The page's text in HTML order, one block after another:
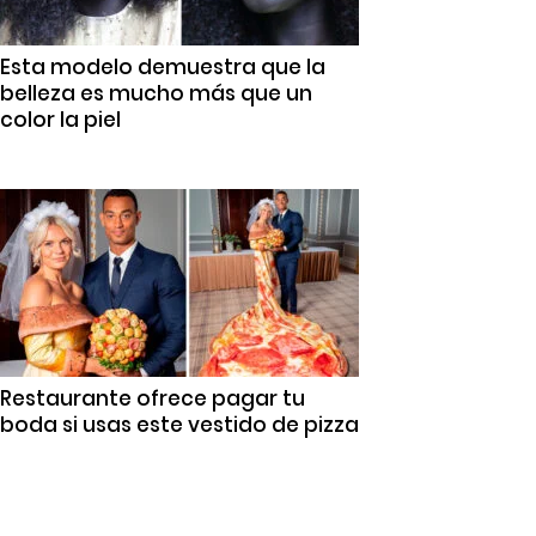
Esta modelo demuestra que la
belleza es mucho más que un
color la piel
Restaurante ofrece pagar tu
boda si usas este vestido de pizza